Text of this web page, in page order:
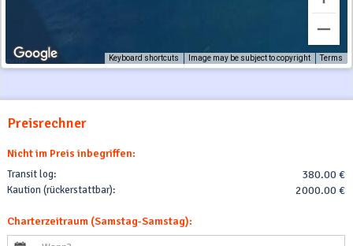
Keyboard shortcuts Image may be subject to copyright Terms
Preisrechner
Nicht im Preis inbegriffen:
Transit log: 380.00 €
Kaution (rückerstattbar): 2000.00 €
Charterzeitraum (Samstag-Samstag):